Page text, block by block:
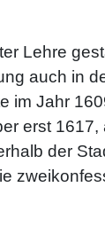
Lehre
auch in
im Jahr
erst 1617,
der